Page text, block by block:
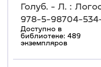
Голуб. - Л. :
978-5-98704-
Доступно в
библиотеке: 489
экземпляров